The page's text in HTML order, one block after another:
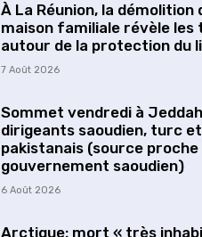
À La Réunion, la démolition
maison familiale révèle les
autour de la protection du
7 Août 2026
Sommet vendredi à
dirigeants saoudien, turc et
pakistanais (source proche
gouvernement saoudien)
6 Août 2026
Arctique: mort « très